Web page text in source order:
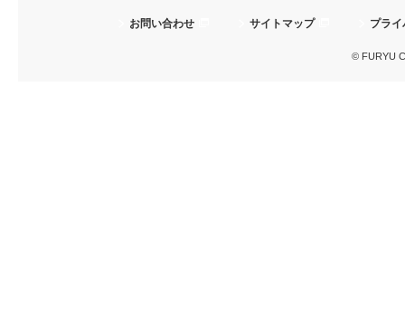
お問い合わせ サイトマップ プラ
© FURYU